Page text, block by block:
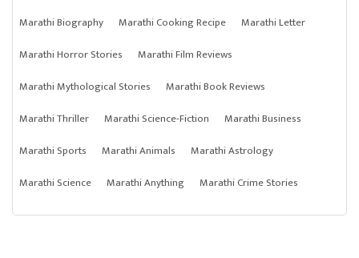
Marathi Biography
Marathi Cooking Recipe
Marathi Letter
Marathi Horror Stories
Marathi Film Reviews
Marathi Mythological Stories
Marathi Book Reviews
Marathi Thriller
Marathi Science-Fiction
Marathi Business
Marathi Sports
Marathi Animals
Marathi Astrology
Marathi Science
Marathi Anything Marathi Crime Stories